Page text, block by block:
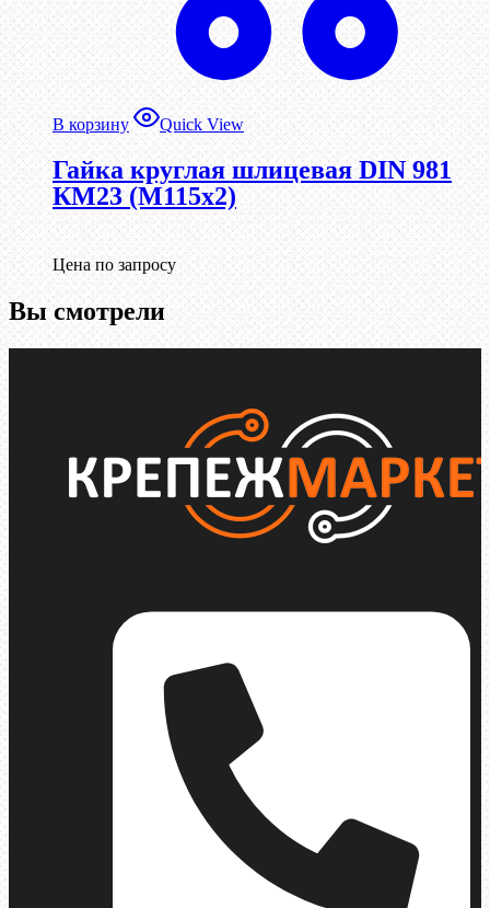
В корзину Quick View
Гайка круглая шлицевая DIN 981
КМ23 (М115х2)
Цена по запросу
Вы смотрели